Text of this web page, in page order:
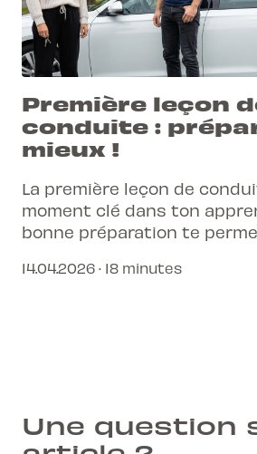
Première leçon
conduite :
mieux !
La première leçon de
moment clé dans ton
bonne préparation te
14.04.2026 · 18 minutes
Une question